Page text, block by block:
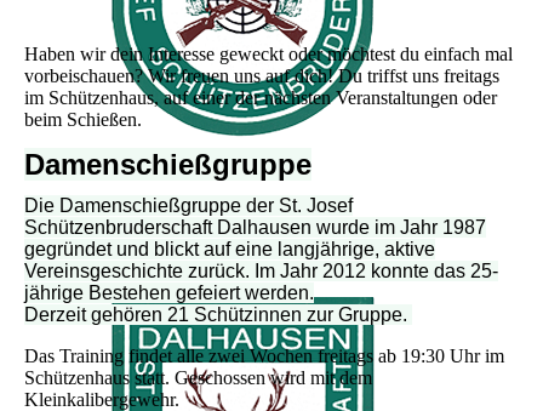
Haben wir dein Interesse geweckt oder möchtest du einfach mal
vorbeischauen?Wir freuen uns auf dich! Du triffst uns freitags
im Schützenhaus, auf einer der nächsten Veranstaltungen oder
beim Schießen.
Damenschießgruppe
Die Damenschießgruppe der St. Josef
Schützenbruderschaft Dalhausen wurde im Jahr 1987
gegründet und blickt auf eine langjährige, aktive
Vereinsgeschichte zurück. Im Jahr 2012 konnte das 25-
jährige Bestehen gefeiert werden.
Derzeit gehören 21 Schützinnen zur Gruppe.
Das Training findet alle zwei Wochen freitags ab 19:30 Uhr im
Schützenhaus statt. Geschossen wird mit dem
Kleinkalibergewehr.